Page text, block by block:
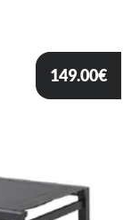
149.00€